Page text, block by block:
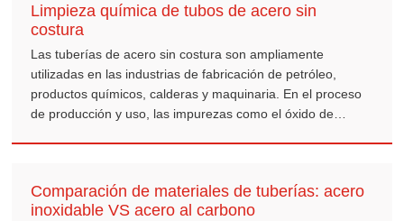
Limpieza química de tubos de acero sin
costura
Las tuberías de acero sin costura son ampliamente
utilizadas en las industrias de fabricación de petróleo,
productos químicos, calderas y maquinaria. En el proceso
de producción y uso, las impurezas como el óxido de
acabado de la superficie de la tubería de acero, sino que
también pueden afectar su resistencia a la corrosión y su
Comparación de materiales de tuberías: acero
inoxidable VS acero al carbono